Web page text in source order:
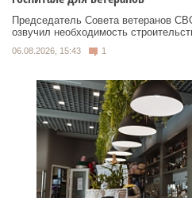
Председатель Совета ветеранов
озвучил необходимость
06.08.2026, 15:43 1